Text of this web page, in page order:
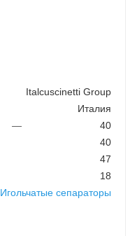
Italcuscinetti Group
Италия
—
40
40
47
18
Игольчатые сепараторы